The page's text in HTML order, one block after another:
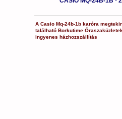
A Casio Mq-24b-1b karóra
található Borkutime
ingyenes házhozszállítás